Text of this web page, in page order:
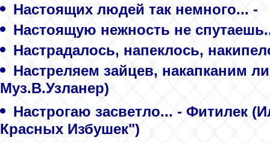
Настоящих людей так немного... -
Настоящую нежность не
Настрадалось, напеклось,
Настреляем зайцев, накапканим
Муз.В.Узланер)
Настрогаю засветло... - Фитилек
Красных Избушек")